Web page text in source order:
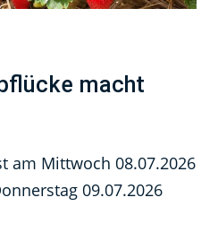
macht
am Mittwoch 08.07.2026
09.07.2026